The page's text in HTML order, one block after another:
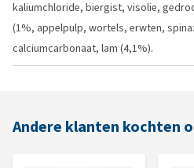
kaliumchloride, biergist, visolie,
(1%, appelpulp, wortels, erwten,
calciumcarbonaat, lam (4,1%).
Andere klanten kochten